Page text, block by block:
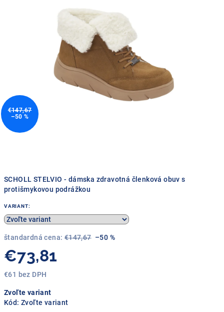
SCHOLL STELVIO - dámska zdravotná členková obuv s
protišmykovou podrážkou
VARIANT:
štandardná cena: €147,67 –50 %
€73,81
€61 bez DPH
cena:
Zvoľte variant
Kód: Zvoľte variant
€147,67
–50 %